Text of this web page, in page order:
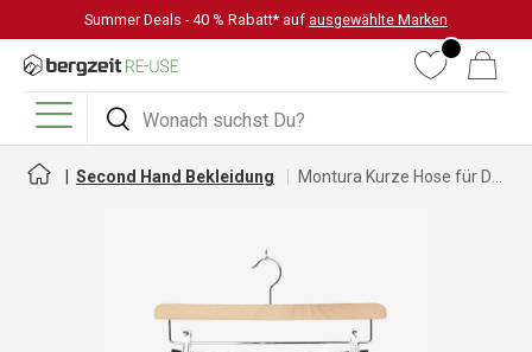
DIREKT ZUM INHALT
Summer Deals - 40 % Rabatt* auf ausgewählte Marken
Suchen
Suchen
WunschlisteWarenkorb
Menü
Second Hand Bekleidung